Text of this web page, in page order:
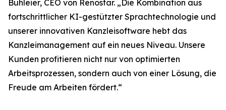
Buhleier, CEO von Renostar. „Die Kombination aus
fortschrittlicher KI-gestützter Sprachtechnologie und
unserer innovativen Kanzleisoftware hebt das
Kanzleimanagement auf ein neues Niveau. Unsere
Kunden profitieren nicht nur von optimierten
Arbeitsprozessen, sondern auch von einer Lösung, die
Freude am Arbeiten fördert.“